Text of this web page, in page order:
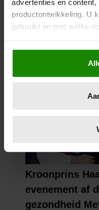
advertenties en
productontwikkeling. U
gebruikt en met welke
Als u het toestaat,
Informatie
locatie, die tot een
scannen op
verwerkt en stel uw
intrekken in de
We gebruiken cookies
personaliseren, om
en om ons